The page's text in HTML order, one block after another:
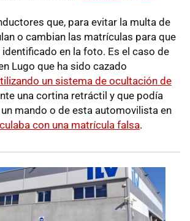
que, para evitar la multa de
o cambian las matrículas para que
en la foto. Es el caso de
Lugo que ha sido cazado
un sistema de ocultación de
una cortina retráctil y que podía
mando o de esta automovilista en
con una matrícula falsa.